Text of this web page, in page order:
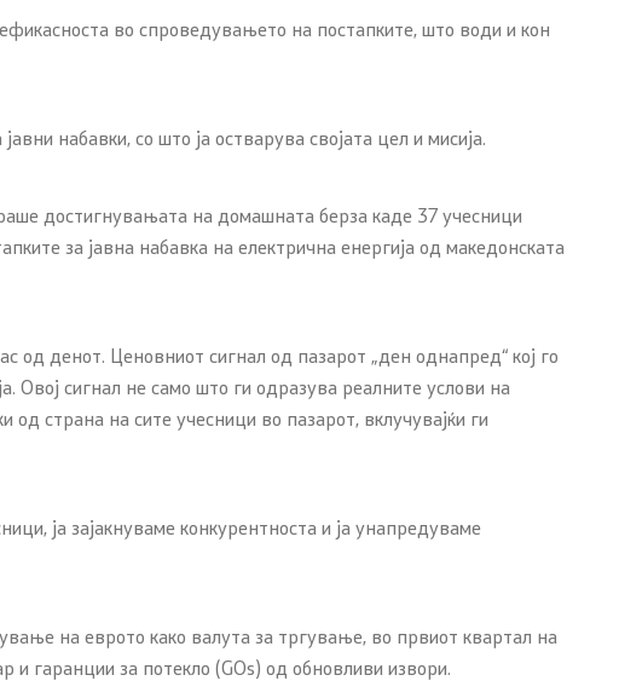
во спроведувањето на постапките, што води и кон
набавки, со што ја остварува својата цел и мисија.
достигнувањата на домашната берза каде 37 учесници
за јавна набавка на електрична енергија од македонската
од денот. Ценовниот сигнал од пазарот „ден однапред“ кој го
сигнал не само што ги одразува реалните услови на
страна на сите учесници во пазарот, вклучувајќи ги
ја зајакнуваме конкурентноста и ја унапредуваме
на еврото како валута за тргување, во првиот квартал на
и гаранции за потекло (GOs) од обновливи извори.